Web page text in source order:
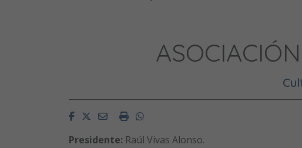
FacebookTwitterEmailImprimirWhatsapp
Presidente: Raúl Vivas Alonso.